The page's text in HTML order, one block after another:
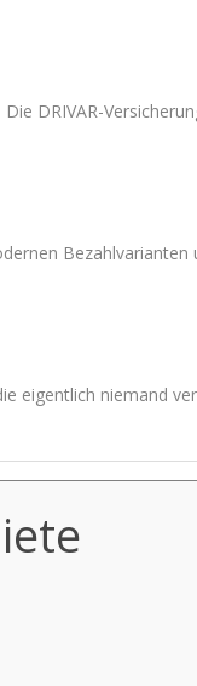
DRIVAR-
eigentlich niemand